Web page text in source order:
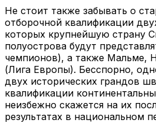
Не стоит также забывать о
отборочной квалификации
которых крупнейшую страну
полуострова будут
чемпионов), а также Мальме,
(Лига Европы). Бесспорно,
двух исторических грандов
квалификации
неизбежно скажется на их
результатах в национальном